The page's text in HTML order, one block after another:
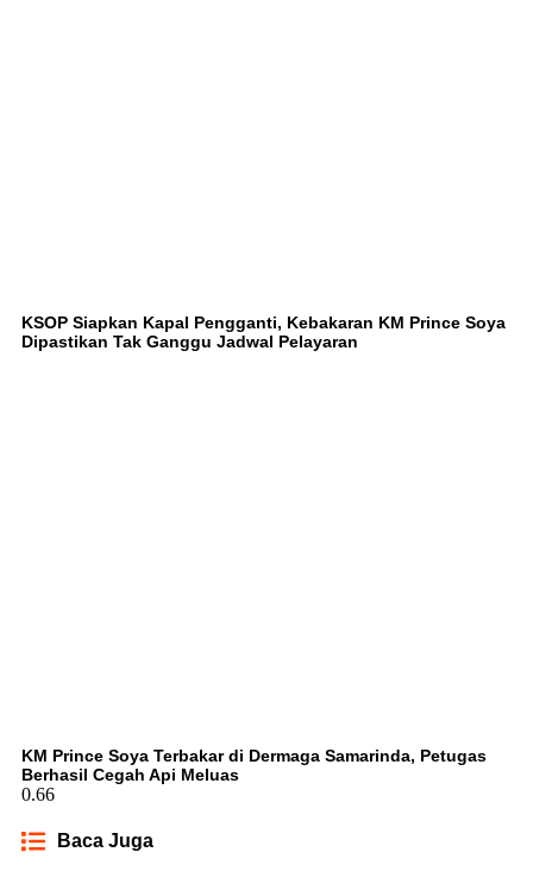
KSOP Siapkan Kapal Pengganti, Kebakaran KM Prince Soya
Dipastikan Tak Ganggu Jadwal Pelayaran
KM Prince Soya Terbakar di Dermaga Samarinda, Petugas
Berhasil Cegah Api Meluas
Baca Juga